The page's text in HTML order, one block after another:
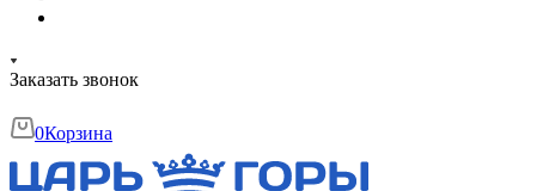
Заказать звонок
0Корзина